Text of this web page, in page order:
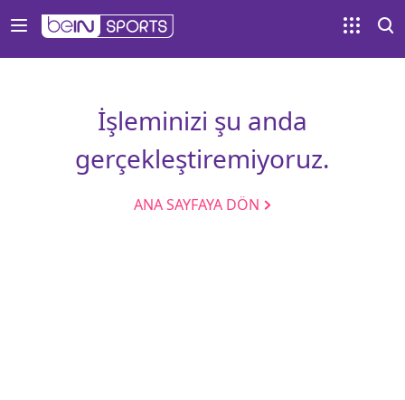
İşleminizi şu anda
gerçekleştiremiyoruz.
ANA SAYFAYA DÖN